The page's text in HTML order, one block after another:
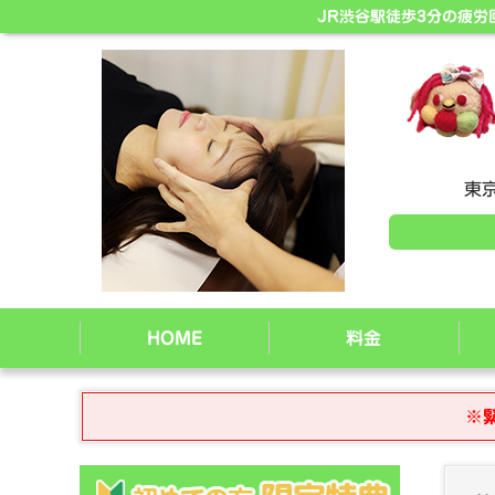
JR渋谷駅徒歩3分の疲労
東
HOME 料金
※